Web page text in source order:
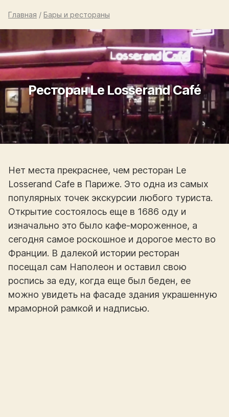
Главная / Бары и рестораны
Ресторан Le Losserand Café
Нет места прекраснее, чем ресторан Le
Losserand Cafe в Париже. Это одна из самых
популярных точек экскурсии любого туриста.
Открытие состоялось еще в 1686 оду и
изначально это было кафе-мороженное, а
сегодня самое роскошное и дорогое место во
Франции. В далекой истории ресторан
посещал сам Наполеон и оставил свою
роспись за еду, когда еще был беден, ее
можно увидеть на фасаде здания украшенную
мраморной рамкой и надписью.